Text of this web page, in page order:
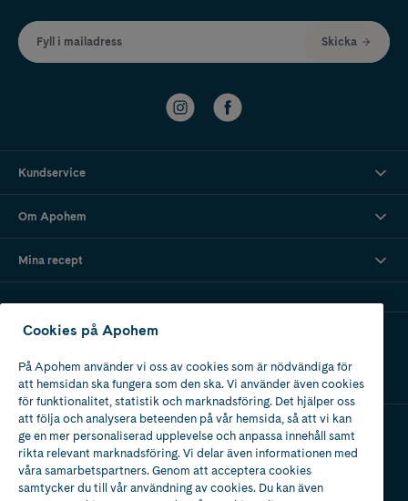
Fyll i mailadress Skicka
Kundservice
Om Apohem
Mina recept
Ladda ner vår app
Apotek med tillstånd
Cookies på Apohem
På Apohem använder vi oss av cookies som är nödvändiga för
att hemsidan ska fungera som den ska. Vi använder även cookies
för funktionalitet, statistik och marknadsföring. Det hjälper oss
att följa och analysera beteenden på vår hemsida, så att vi kan
ge en mer personaliserad upplevelse och anpassa innehåll samt
rikta relevant marknadsföring. Vi delar även informationen med
våra samarbetspartners. Genom att acceptera cookies
samtycker du till vår användning av cookies. Du kan även